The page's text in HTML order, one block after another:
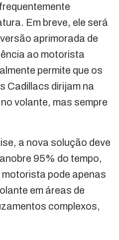
Em breve, ele será
aprimorada de
ao motorista
permite que os
Cadillacs dirijam na
volante, mas sempre
a nova solução deve
95% do tempo,
pode apenas
em áreas de
complexos,